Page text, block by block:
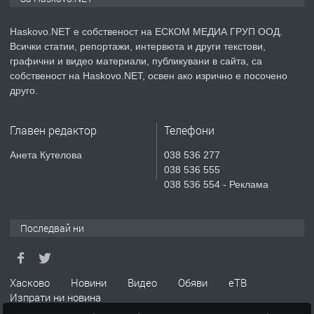
преди 5 дни
ПРЕДЛАГА СГЛОБЯВАНЕ НА МЕБЕЛИ.
№4119 Едностаен обзаведен
Haskovo.NET е собственост на ЕСКОМ МЕДИА ГРУП ООД.
Всички статии, репортажи, интервюта и други текстови,
графични и видео материали, публикувани в сайта, са
собственост на Haskovo.NET, освен ако изрично е посочено
друго.
Главен редактор
Анета Кутелова
Телефони
038 536 277
038 536 555
038 536 554 - Реклама
Последвай ни
Хасково Новини Видео Обяви
еТВ
Изпрати ни новина